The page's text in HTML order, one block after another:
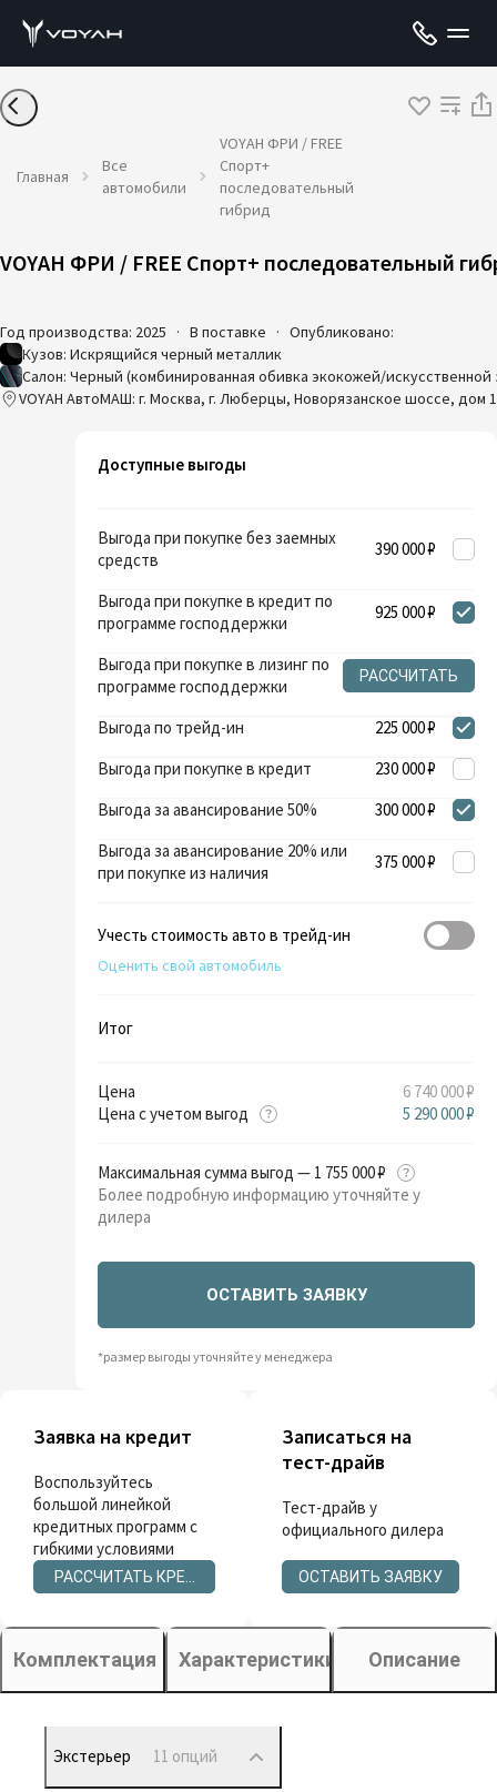
Главная
Все
автомобили
VOYAH ФРИ / FREE
Спорт+
последовательный
гибрид
VOYAH ФРИ / FREE Спорт+ последовательный
Год производства: 2025 · В поставке · Опубликовано:
Кузов: Искрящийся черный металлик
Салон: Черный (комбинированная обивка экокожей/
VOYAH АвтоМАШ: г. Москва, г. Люберцы, Новорязанское шоссе, дом
Доступные выгоды
Выгода при покупке без заемных
средств
390 000 ₽
Выгода при покупке в кредит по
программе господдержки
925 000 ₽
Выгода при покупке в лизинг по
программе господдержки
РАССЧИТАТЬ
Выгода по трейд-ин
225 000 ₽
Выгода при покупке в кредит
230 000 ₽
Выгода за авансирование 50%
300 000 ₽
Выгода за авансирование 20% или
при покупке из наличия
375 000 ₽
Учесть стоимость авто в трейд-ин
Оценить свой автомобиль
Итог
Цена
6 740 000 ₽
Цена с учетом выгод
5 290 000 ₽
Максимальная сумма выгод — 1 755 000 ₽
Более подробную информацию уточняйте у
дилера
ОСТАВИТЬ ЗАЯВКУ
*размер выгоды уточняйте у менеджера
Заявка на кредит
Воспользуйтесь
большой линейкой
кредитных программ с
гибкими условиями
РАССЧИТАТЬ КРЕДИТ
Записаться на
тест-драйв
Тест-драйв у
официального дилера
ОСТАВИТЬ ЗАЯВКУ
Комплектация Характеристики Описание
Экстерьер 11 опций